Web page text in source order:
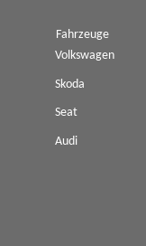
Fahrzeuge
Volkswagen
Skoda
Seat
Audi